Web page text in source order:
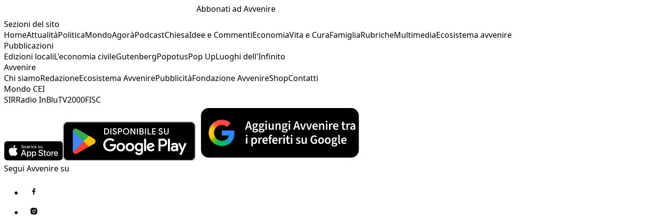
Abbonati ad Avvenire
Sezioni del sito
HomeAttualitàPoliticaMondoAgoràPodcastChiesaIdee e CommentiEconomiaVita e CuraFamigliaRubricheMultimediaEcosistema avvenire
Pubblicazioni
Edizioni localiL'economia civileGutenbergPopotusPop UpLuoghi dell'Infinito
Avvenire
Chi siamoRedazioneEcosistema AvvenirePubblicitàFondazione AvvenireShopContatti
Mondo CEI
SIRRadio InBluTV2000FISC
Segui Avvenire su